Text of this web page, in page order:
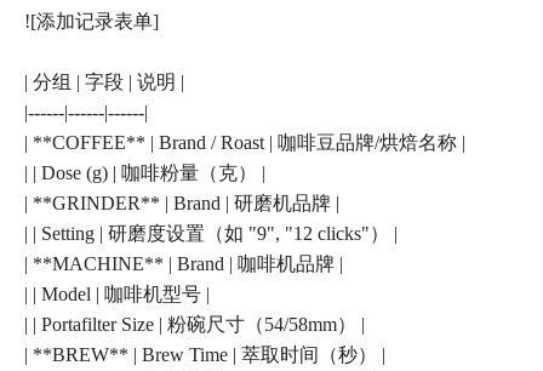
![添加记录表单]
| 分组 | 字段 | 说明 |
|------|------|------|
| **COFFEE** | Brand / Roast | 咖啡豆品牌/烘焙名称 |
| | Dose (g) | 咖啡粉量（克） |
| **GRINDER** | Brand | 研磨机品牌 |
| | Setting | 研磨度设置（如 "9", "12 clicks"） |
| **MACHINE** | Brand | 咖啡机品牌 |
| | Model | 咖啡机型号 |
| | Portafilter Size | 粉碗尺寸（54/58mm） |
| **BREW** | Brew Time | 萃取时间（秒） |